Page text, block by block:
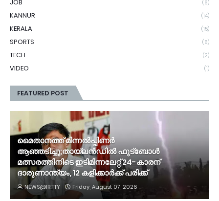
JOB (6)
KANNUR (14)
KERALA (15)
SPORTS (6)
TECH (2)
VIDEO (1)
FEATURED POST
മൈതാനത്ത് മിന്നൽപ്പിണർ
ആഞ്ഞടിച്ചു;തായ്‌ലൻഡിൽ ഫുട്ബോൾ
മത്സരത്തിനിടെ ഇടിമിന്നലേറ്റ് 24-കാരന്
ദാരുണാന്ത്യം, 12 കളിക്കാർക്ക് പരിക്ക്
NEWS@IRITTY Friday, August 07, 2026